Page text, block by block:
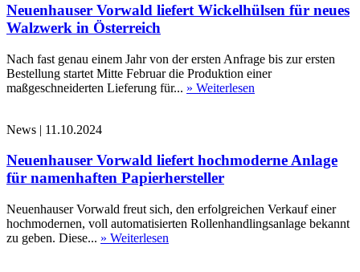
Neuenhauser Vorwald liefert Wickelhülsen für neues
Walzwerk in Österreich
Nach fast genau einem Jahr von der ersten Anfrage bis zur ersten
Bestellung startet Mitte Februar die Produktion einer
maßgeschneiderten Lieferung für... » Weiterlesen
News | 11.10.2024
Neuenhauser Vorwald liefert hochmoderne Anlage
für namenhaften Papierhersteller
Neuenhauser Vorwald freut sich, den erfolgreichen Verkauf einer
hochmodernen, voll automatisierten Rollenhandlingsanlage bekannt
zu geben. Diese... » Weiterlesen